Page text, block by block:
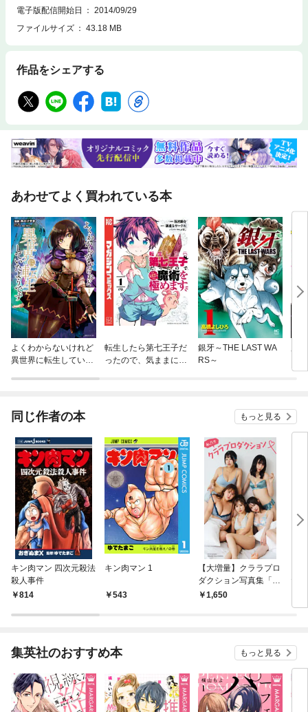
電子版配信開始日
2014/09/29
ファイルサイズ
43.18 MB
作品をシェアする
あわせてよく買われている本
よくわからないけれど
異世界に転生していた
転生したら第七王子だ
ったので、気ままに魔
銀牙～THE LAST WA
RS～
同じ作者の本 もっと見る
キン肉マン 四次元殺法
殺人事件
814
キン肉マン 1
543
【大増量】クララプロ
ダクション写真集「私
たちクララプロダクシ
1,650
た
集英社のおすすめ本 もっと見る